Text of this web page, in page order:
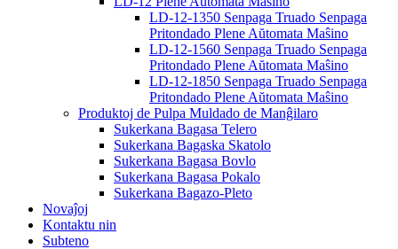
LD-12-1350 Senpaga Truado Senpaga
Pritondado Plene Aŭtomata Maŝino
LD-12-1560 Senpaga Truado Senpaga
Pritondado Plene Aŭtomata Maŝino
LD-12-1850 Senpaga Truado Senpaga
Pritondado Plene Aŭtomata Maŝino
Produktoj de Pulpa Muldado de Manĝilaro
Sukerkana Bagasa Telero
Sukerkana Bagaska Skatolo
Sukerkana Bagasa Bovlo
Sukerkana Bagasa Pokalo
Sukerkana Bagazo-Pleto
Novaĵoj
Kontaktu nin
Subteno